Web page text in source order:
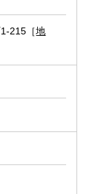
215［地